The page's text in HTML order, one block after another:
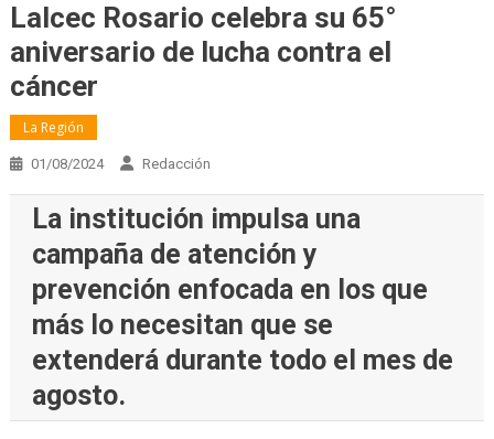
Lalcec Rosario celebra su 65°
aniversario de lucha contra el
cáncer
La Región
01/08/2024 Redacción
La institución impulsa una
campaña de atención y
prevención enfocada en los que
más lo necesitan que se
extenderá durante todo el mes de
agosto.